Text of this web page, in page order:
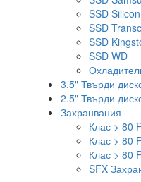
SSD
SSD
SSD
SSD WD
3.5" Твърди
2.5" Твърди
Захранвания
Клас > 80
Клас > 80
Клас > 80
SFX